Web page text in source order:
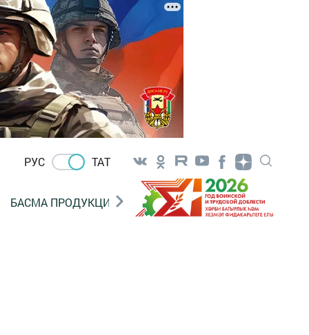
РУС ТАТ
БАСМА ПРОДУКЦИЯ САТУ «ГӨЛСТАН»